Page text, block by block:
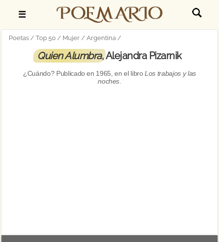
☰
Poetas Top 50 Mujer Argentina
Quien Alumbra, Alejandra Pizarnik
¿Cuándo? Publicado en 1965 , en el libroLos trabajos y las
noches